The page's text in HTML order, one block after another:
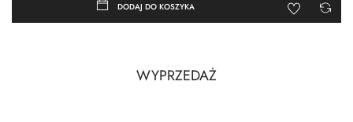
DODAJ DO KOSZYKA
WYPRZEDAŻ